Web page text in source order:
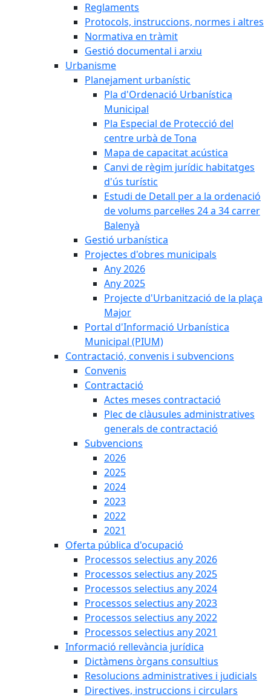
Reglaments
Protocols, instruccions, normes i altres
Normativa en tràmit
Gestió documental i arxiu
Urbanisme
Planejament urbanístic
Pla d'Ordenació Urbanística
Municipal
Pla Especial de Protecció del
centre urbà de Tona
Mapa de capacitat acústica
Canvi de règim jurídic habitatges
d'ús turístic
Estudi de Detall per a la ordenació
de volums parcel·les 24 a 34 carrer
Balenyà
Gestió urbanística
Projectes d'obres municipals
Any 2026
Any 2025
Projecte d'Urbanització de la plaça
Major
Portal d'Informació Urbanística
Municipal (PIUM)
Contractació, convenis i subvencions
Convenis
Contractació
Actes meses contractació
Plec de clàusules administratives
generals de contractació
Subvencions
2026
2025
2024
2023
2022
2021
Oferta pública d'ocupació
Processos selectius any 2026
Processos selectius any 2025
Processos selectius any 2024
Processos selectius any 2023
Processos selectius any 2022
Processos selectius any 2021
Informació rellevància jurídica
Dictàmens òrgans consultius
Resolucions administratives i judicials
Directives, instruccions i circulars